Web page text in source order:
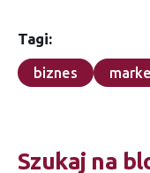
Tagi:
biznes
Szukaj na